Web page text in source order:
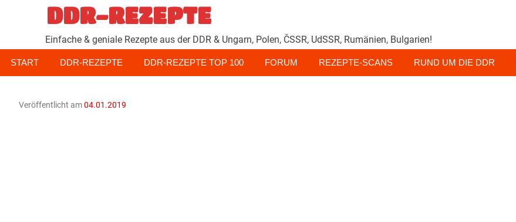
Zum
Inhalt
springen
DDR-REZEPTE
Einfache & geniale Rezepte aus der DDR & Ungarn, Polen, ČSSR, UdSSR, Rumänien, Bulgarien!
START DDR-REZEPTE DDR-REZEPTE TOP 100 FORUM REZEPTE-SCANS RUND UM DIE DDR
Veröffentlicht am04.01.2019